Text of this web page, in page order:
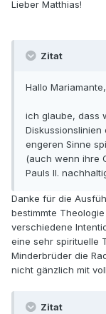
Lieber Matthias!
Zitat
Hallo Mariamante,
ich glaube, dass
Diskussionslinien
engeren Sinne
(auch wenn ihre
Pauls II.
Danke für die
bestimmte
verschiedene
eine sehr spirituelle
Minderbrüder die
nicht gänzlich mit
Zitat